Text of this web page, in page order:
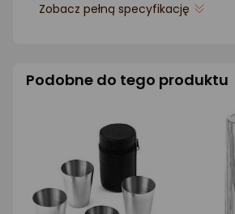
Zobacz pełną specyfikację
Podobne do tego produktu